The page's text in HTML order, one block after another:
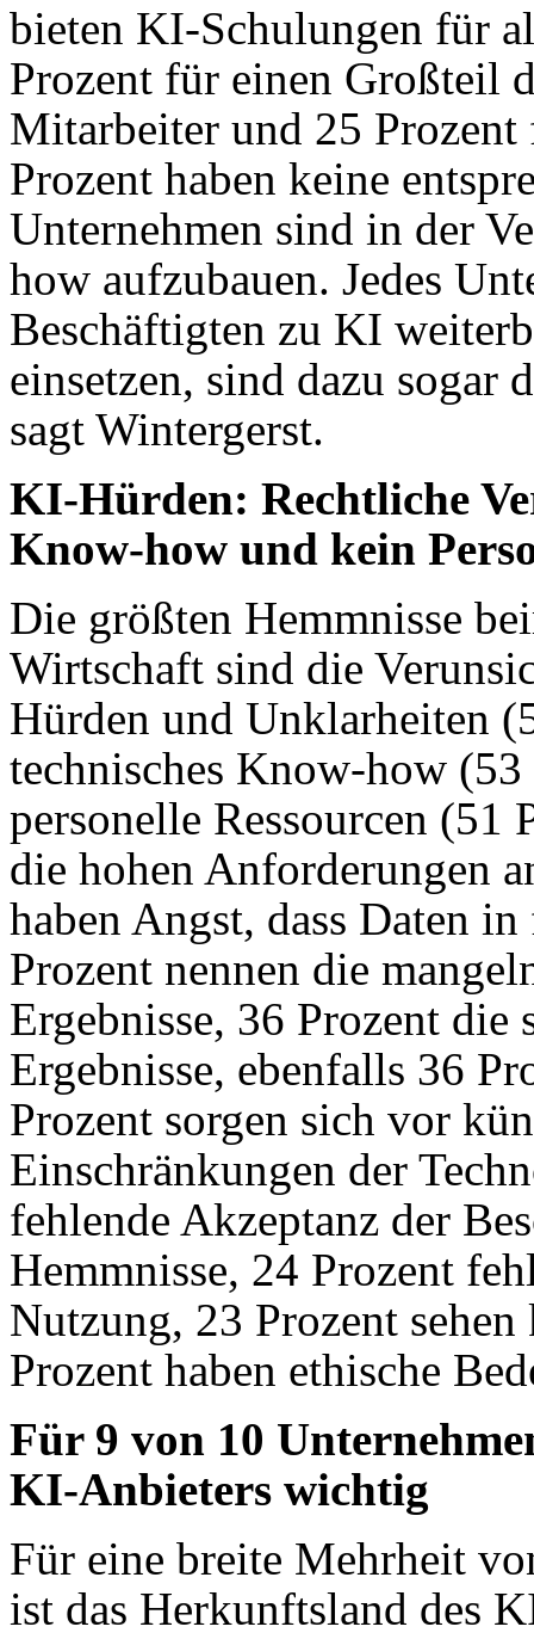
bieten KI-Schulungen für
Prozent für einen Großteil
Mitarbeiter und 25
Prozent haben keine
Unternehmen sind in der
how aufzubauen. Jedes
Beschäftigten zu KI
einsetzen, sind dazu
sagt Wintergerst.
KI-Hürden: Rechtliche
Know-how und kein
Die größten Hemmnisse
Wirtschaft sind die
Hürden und Unklarheiten
technisches Know-how
personelle Ressourcen (51
die hohen Anforderungen
haben Angst, dass Daten
Prozent nennen die
Ergebnisse, 36 Prozent die
Ergebnisse, ebenfalls 36
Prozent sorgen sich vor
Einschränkungen der
fehlende Akzeptanz der
Hemmnisse, 24 Prozent
Nutzung, 23 Prozent
Prozent haben ethische
Für 9 von 10
KI-Anbieters wichtig
Für eine breite Mehrheit
ist das Herkunftsland des